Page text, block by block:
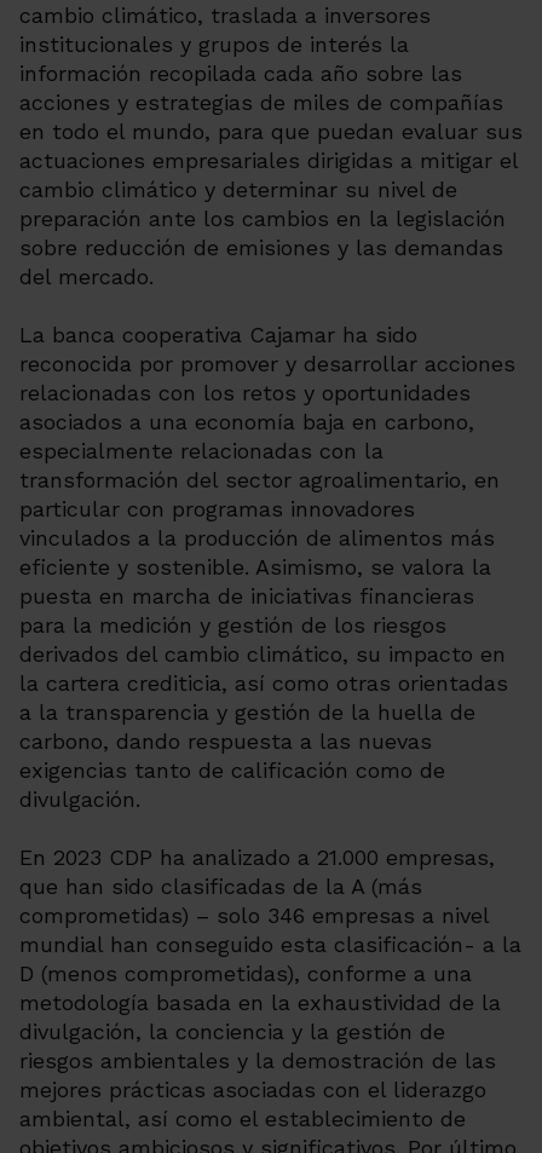
cambio climático, traslada a inversores
institucionales y grupos de interés la
información recopilada cada año sobre las
acciones y estrategias de miles de compañías
en todo el mundo, para que puedan evaluar sus
actuaciones empresariales dirigidas a mitigar el
cambio climático y determinar su nivel de
preparación ante los cambios en la legislación
sobre reducción de emisiones y las demandas
del mercado.
La banca cooperativa Cajamar ha sido
reconocida por promover y desarrollar acciones
relacionadas con los retos y oportunidades
asociados a una economía baja en carbono,
especialmente relacionadas con la
transformación del sector agroalimentario, en
particular con programas innovadores
vinculados a la producción de alimentos más
eficiente y sostenible. Asimismo, se valora la
puesta en marcha de iniciativas financieras
para la medición y gestión de los riesgos
derivados del cambio climático, su impacto en
la cartera crediticia, así como otras orientadas
a la transparencia y gestión de la huella de
carbono, dando respuesta a las nuevas
exigencias tanto de calificación como de
divulgación.
En 2023 CDP ha analizado a 21.000 empresas,
que han sido clasificadas de la A (más
comprometidas) – solo 346 empresas a nivel
mundial han conseguido esta clasificación- a la
D (menos comprometidas), conforme a una
metodología basada en la exhaustividad de la
divulgación, la conciencia y la gestión de
riesgos ambientales y la demostración de las
mejores prácticas asociadas con el liderazgo
ambiental, así como el establecimiento de
objetivos ambiciosos y significativos. Por último,